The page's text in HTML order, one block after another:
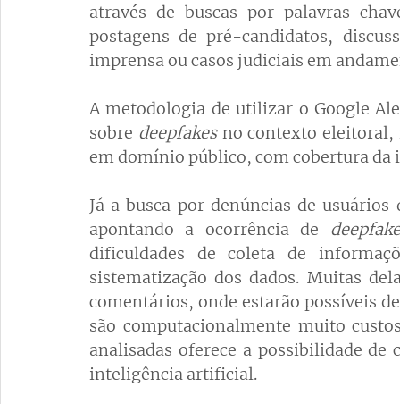
através de buscas por palavras-
postagens de pré-candidatos,
imprensa ou casos judiciais em
A metodologia de utilizar o Google
sobre deepfakes no contexto eleitoral,
em domínio público, com cobertura da
Já a busca por denúncias de
apontando a ocorrência de
dificuldades de coleta de
sistematização dos dados. Muitas
comentários, onde estarão possíveis
são computacionalmente muito
analisadas oferece a possibilidade
inteligência artificial.